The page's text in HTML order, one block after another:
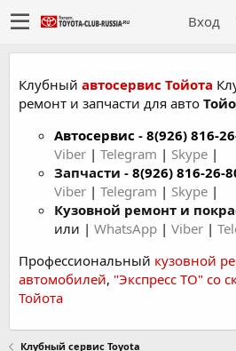
Вход
Клубный автосервис Тойота
ремонт и запчасти для авто
Автосервис - 8(926) 816-
Viber | Telegram | Skype |
Запчасти - 8(926) 816-26-
Viber | Telegram | Skype |
Кузовной ремонт и
или | WhatsApp | Viber |
Профессиональный кузовной
автомобилей, "Экспресс ТО" со
Тойота
Клубный сервис Toyota